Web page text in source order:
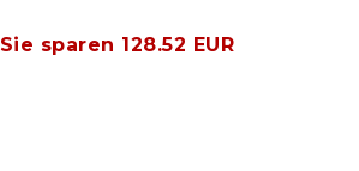
Sie sparen 128.52 EUR